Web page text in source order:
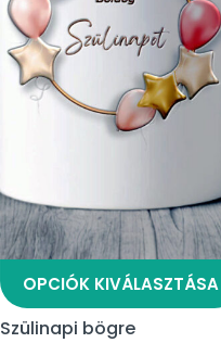
OPCIÓK KIVÁLASZTÁSA
Szülinapi bögre